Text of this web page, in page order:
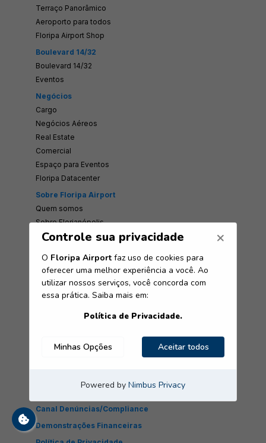
Terraço Panorâmico
Aeroporto para todos
Floripa Airport Shop
Boulevard 14/32
Boulevard 14/32
Eventos
Negócios
Cargo
Negócios Aéreos
Real Estate
Comercial
Espaço para Eventos
Floripa Datacenter
Sobre Floripa Airport
Quem somos
Sobre Florianópolis
Trabalhe Conosco
Estatísticas e Documentos
Aeroporto de Interesse
Novo Terminal - Construção
Canal Denúncias/Compliance
Demonstrações Financeiras